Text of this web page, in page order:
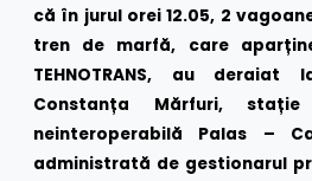
că în jurul orei 12.05, 2
tren de marfă, care
TEHNOTRANS, au
Constanța Mărfuri,
neinteroperabilă Palas –
administrată de gestionarul